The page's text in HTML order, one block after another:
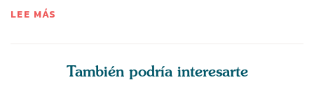
LEE MÁS
También podría interesarte